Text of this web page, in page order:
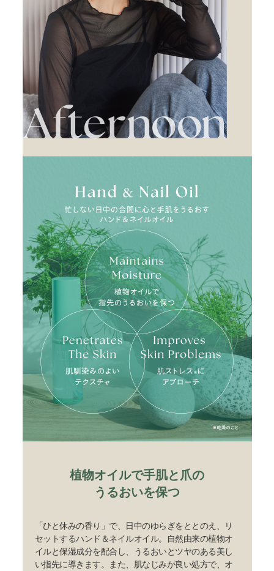
植物オイルで手肌と爪の
うるおいを保つ
「ひと休みの香り」で、日中のゆらぎをととのえ、リ
セットするハンド＆ネイルオイル。自然由来の植物オ
イルと保湿成分を配合し、うるおいとツヤのある美し
い指先に導きます。また、肌なじみが良い処方で、オ